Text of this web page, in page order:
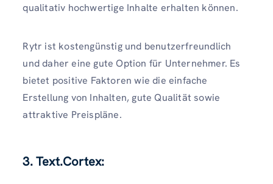
qualitativ hochwertige Inhalte erhalten können.
Rytr ist kostengünstig und benutzerfreundlich
und daher eine gute Option für Unternehmer. Es
bietet positive Faktoren wie die einfache
Erstellung von Inhalten, gute Qualität sowie
attraktive Preispläne.
3. Text.Cortex: